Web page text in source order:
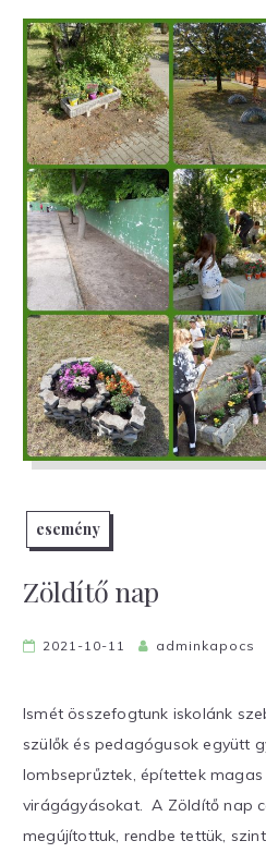
esemény
Zöldítő nap
2021-10-11 adminkapocs
Ismét összefogtunk iskolánk
szülők és pedagógusok együtt
lombseprűztek, építettek
virágágyásokat. A Zöldítő nap
megújítottuk, rendbe tettük,